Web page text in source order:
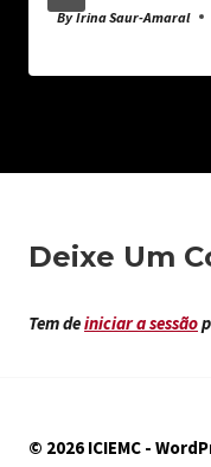
By Irina Saur-Amaral
Deixe Um
Tem deiniciar a sessão
© 2026 ICIEMC -